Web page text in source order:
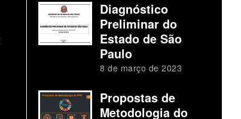
Diagnóstico
Preliminar do
Estado de São
Paulo
8 de março de 2023
Propostas de
Metodologia do